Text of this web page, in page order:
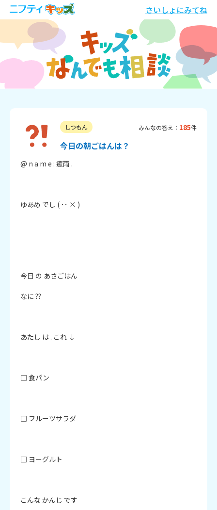
さいしょにみてね
しつもん みんなの答え： 185件
今日の朝ごはんは？
@ n a m e : 癒雨 .
ゆあめ でし ( ･･ × )
今日 の あさごはん
なに ??
あたし は . これ ↓
□ 食パン
□ フルーツサラダ
□ ヨーグルト
こんな かんじ です